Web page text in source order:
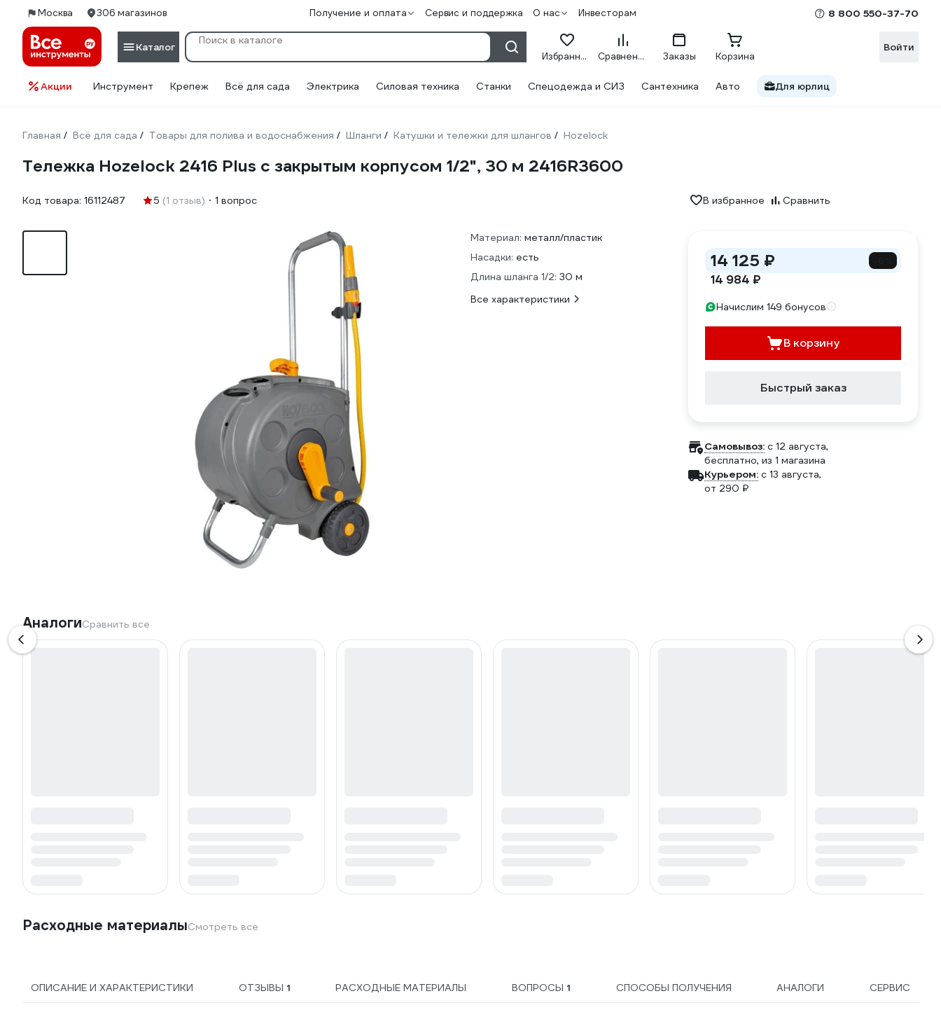
Москва 306 магазинов Получение и оплата Сервис и поддержка О нас Инвесторам 8 800 550-37-70
Каталог
Избранное Сравнение Заказы Корзина
Войти
Акции Инструмент Крепеж Всё для сада Электрика Силовая техника Станки Спецодежда и СИЗ Сантехника Авто Для юрлиц
Главная / Всё для сада / Товары для полива и водоснабжения / Шланги / Катушки и тележки для шлангов / Hozelock
Тележка Hozelock 2416 Plus с закрытым корпусом 1/2", 30 м 2416R3600
Код товара: 16112487 5 (1 отзыв) 1 вопрос В избранное Сравнить
Материал: металл/пластик
Насадки: есть
Длина шланга 1/2: 30 м
Все характеристики
14 125 ₽
14 984 ₽
Начислим 149 бонусов
В корзину
Быстрый заказ
Самовывоз: c 12 августа,
бесплатно, из 1 магазина
Курьером: c 13 августа,
от 290 ₽
АналогиСравнить все
Расходные материалыСмотреть все
ОПИСАНИЕ И ХАРАКТЕРИСТИКИ ОТЗЫВЫ 1 РАСХОДНЫЕ МАТЕРИАЛЫ ВОПРОСЫ 1 СПОСОБЫ ПОЛУЧЕНИЯ АНАЛОГИ СЕРВИС